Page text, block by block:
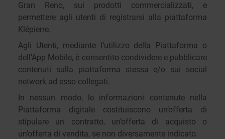
Gran Reno, sui prodotti commercializzati, e
permettere agli utenti di registrarsi alla piattaforma
Klépierre.
Agli Utenti, mediante l’utilizzo della Piattaforma o
dell’App Mobile, è consentito condividere e pubblicare
contenuti sulla piattaforma stessa e/o sui social
network ad esso collegati.
In nessun modo, le informazioni contenute nella
Piattaforma digitale costituiscono un’offerta di
stipulare un contratto, un’offerta di acquisto o
un’offerta di vendita, se non diversamente indicato.